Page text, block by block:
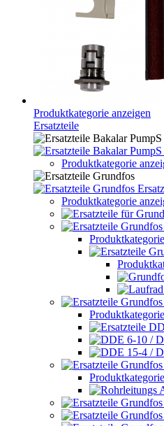
Produktkategorie anzeigen
Ersatzteile
Produktkategorie
Produktkategorie